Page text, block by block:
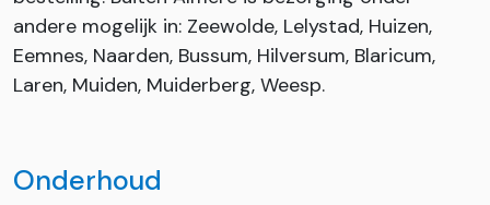
andere mogelijk in: Zeewolde, Lelystad, Huizen,
Eemnes, Naarden, Bussum, Hilversum, Blaricum,
Laren, Muiden, Muiderberg, Weesp.
Onderhoud